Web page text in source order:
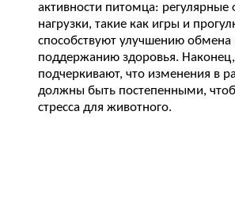
активности питомца: регулярные
нагрузки, такие как игры и
способствуют улучшению обмена
поддержанию здоровья.
подчеркивают, что изменения в
должны быть постепенными,
стресса для животного.